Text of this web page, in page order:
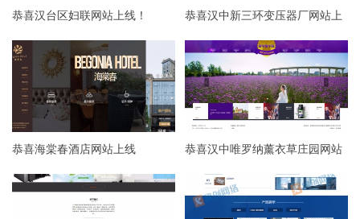
恭喜汉台区妇联网站上线！
恭喜汉中新三环变压器厂网站上
恭喜海棠春酒店网站上线
恭喜汉中唯罗纳薰衣草庄园网站